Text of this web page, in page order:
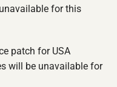
for this
patch for USA
will be unavailable for